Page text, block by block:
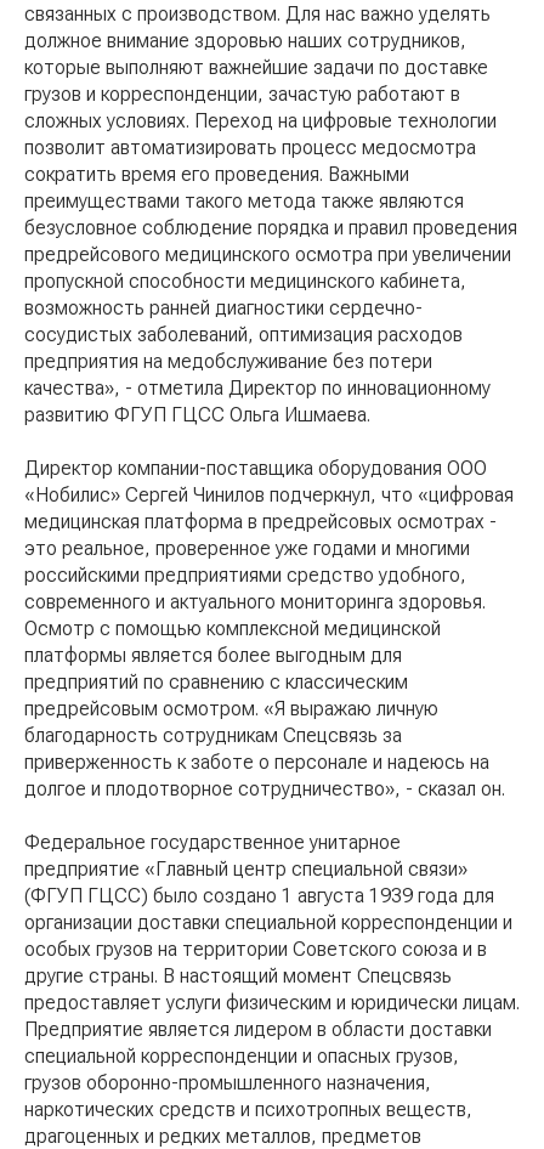
связанных с производством. Для нас важно уделять
должное внимание здоровью наших сотрудников,
которые выполняют важнейшие задачи по доставке
грузов и корреспонденции, зачастую работают в
сложных условиях. Переход на цифровые технологии
позволит автоматизировать процесс медосмотра
сократить время его проведения. Важными
преимуществами такого метода также являются
безусловное соблюдение порядка и правил проведения
предрейсового медицинского осмотра при увеличении
пропускной способности медицинского кабинета,
возможность ранней диагностики сердечно-
сосудистых заболеваний, оптимизация расходов
предприятия на медобслуживание без потери
качества», - отметила Директор по инновационному
развитию ФГУП ГЦСС Ольга Ишмаева.
Директор компании-поставщика оборудования ООО
«Нобилис» Сергей Чинилов подчеркнул, что «цифровая
медицинская платформа в предрейсовых осмотрах -
это реальное, проверенное уже годами и многими
российскими предприятиями средство удобного,
современного и актуального мониторинга здоровья.
Осмотр с помощью комплексной медицинской
платформы является более выгодным для
предприятий по сравнению с классическим
предрейсовым осмотром. «Я выражаю личную
благодарность сотрудникам Спецсвязь за
приверженность к заботе о персонале и надеюсь на
долгое и плодотворное сотрудничество», - сказал он.
Федеральное государственное унитарное
предприятие «Главный центр специальной связи»
(ФГУП ГЦСС) было создано 1 августа 1939 года для
организации доставки специальной корреспонденции и
особых грузов на территории Советского союза и в
другие страны. В настоящий момент Спецсвязь
предоставляет услуги физическим и юридически лицам.
Предприятие является лидером в области доставки
специальной корреспонденции и опасных грузов,
грузов оборонно-промышленного назначения,
наркотических средств и психотропных веществ,
драгоценных и редких металлов, предметов